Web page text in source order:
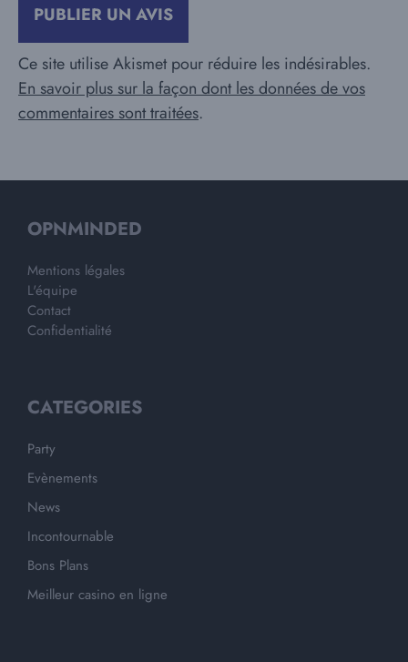
Ce site utilise Akismet pour réduire les indésirables.
En savoir plus sur la façon dont les données de vos
commentaires sont traitées.
OPNMINDED
Mentions légales
L'équipe
Contact
Confidentialité
CATEGORIES
Party
Evènements
News
Incontournable
Bons Plans
Meilleur casino en ligne